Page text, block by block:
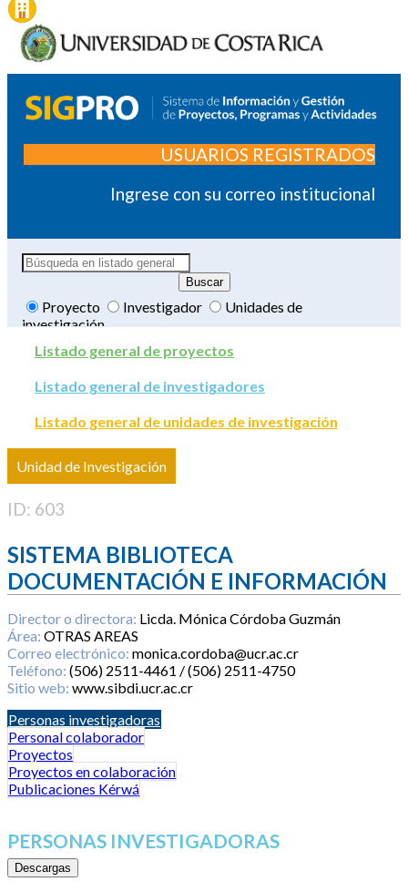
USUARIOS REGISTRADOS
Ingrese con su correo institucional
Proyecto Investigador
Unidades de
investigación
Listado general de proyectos
Listado general de investigadores
Listado general de unidades de investigación
Unidad de Investigación
ID: 603
SISTEMA BIBLIOTECA
DOCUMENTACIÓN E INFORMACIÓN
Director o directora: Licda. Mónica Córdoba Guzmán
Área: OTRAS AREAS
Correo electrónico: monica.cordoba@ucr.ac.cr
Teléfono: (506) 2511-4461 / (506) 2511-4750
Sitio web: www.sibdi.ucr.ac.cr
Personas investigadoras
Personal colaborador
Proyectos
Proyectos en colaboración
Publicaciones Kérwá
PERSONAS INVESTIGADORAS
Descargas